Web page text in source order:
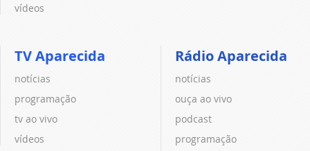
vídeos
TV Aparecida
notícias
programação
tv ao vivo
vídeos
Rádio Aparecida
notícias
ouça ao vivo
podcast
programação